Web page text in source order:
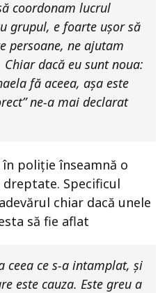
coordonam lucrul
grupul, e foarte ușor să
persoane, ne ajutam
dacă eu sunt noua:
fă aceea, așa este
ne-a mai declarat
poliție înseamnă o
Specificul
chiar dacă unele
să fie aflat
ceea ce s-a intamplat, și
este cauza. Este greu a